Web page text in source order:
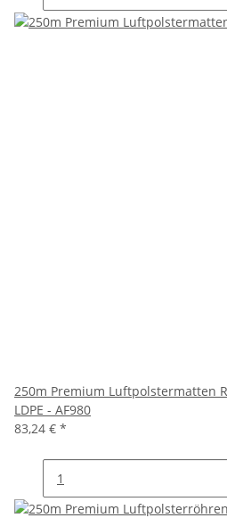
250m Premium Luftpolstermatten
LDPE - AF980
83,24 € *